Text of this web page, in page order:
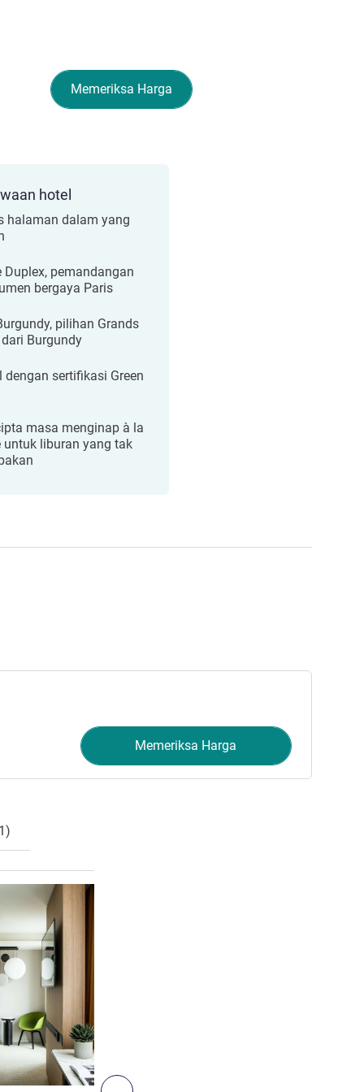
Memeriksa Harga
hotel
halaman dalam yang
Duplex, pemandangan
bergaya Paris
pilihan Grands
dari Burgundy
dengan sertifikasi Green
masa menginap à la
untuk liburan yang tak
Memeriksa Harga